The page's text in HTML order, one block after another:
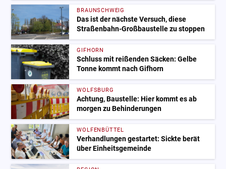
BRAUNSCHWEIG
Das ist der nächste Versuch, diese
Straßenbahn-Großbaustelle zu stoppen
GIFHORN
Schluss mit reißenden Säcken: Gelbe
Tonne kommt nach Gifhorn
WOLFSBURG
Achtung, Baustelle: Hier kommt es ab
morgen zu Behinderungen
WOLFENBÜTTEL
Verhandlungen gestartet: Sickte berät
über Einheitsgemeinde